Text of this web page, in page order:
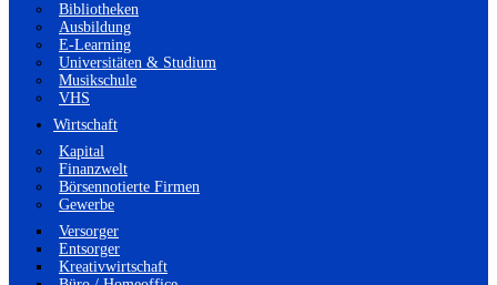
Bibliotheken
Ausbildung
E-Learning
Universitäten & Studium
Musikschule
VHS
Wirtschaft
Kapital
Finanzwelt
Börsennotierte Firmen
Gewerbe
Versorger
Entsorger
Kreativwirtschaft